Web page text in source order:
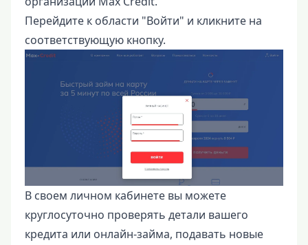
Перейдите к области "Войти" и кликните на
соответствующую кнопку.
В своем личном кабинете вы можете
круглосуточно проверять детали вашего
кредита или онлайн-займа, подавать новые